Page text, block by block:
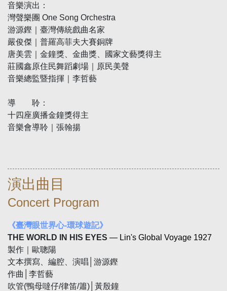
音樂演出：
灣聲樂團 One Song Orchestra
游源鏗｜臺灣傳統戲曲名家
嚴俊傑｜普羅高菲夫大賽銅牌
唐美雲｜金鐘獎、金曲獎、國家文藝獎得主
莊國鑫原住民舞蹈劇場｜原民美聲
音樂總監暨指揮｜李哲藝
導 聆：
十四座廣播金鐘獎得主
音樂會導聆｜張翰揚
演出曲目
Concert Program
《臺灣眼世界心-環球遊記》
THE WORLD IN HIS EYES — Lin's Global Voyage 1927
製作｜歐聰陽
文本撰寫、編腔、演唱│游源鏗
作曲│李哲藝
吹管(鴨母噠仔/律笛/簫)│黃殷鐘